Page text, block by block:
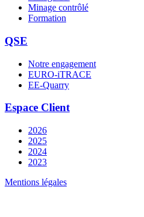
Minage contrôlé
Formation
QSE
Notre engagement
EURO-iTRACE
EE-Quarry
Espace Client
2026
2025
2024
2023
Mentions légales